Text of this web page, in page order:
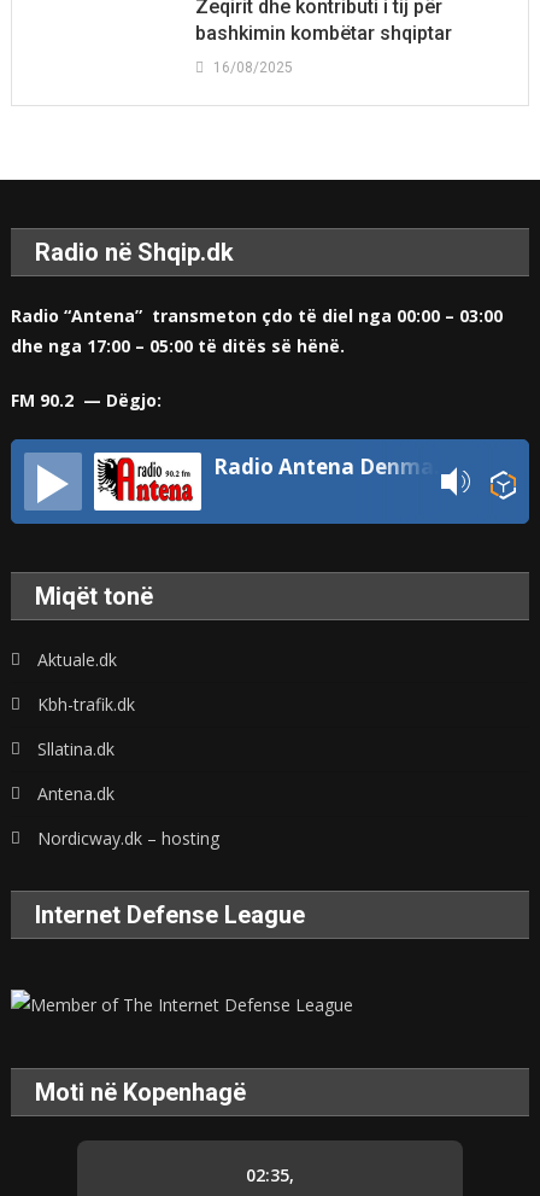
Zeqirit dhe kontributi i tij për
bashkimin kombëtar shqiptar
16/08/2025
Radio në Shqip.dk
Radio “Antena” transmeton çdo të diel nga 00:00 – 03:00
dhe nga 17:00 – 05:00 të ditës së hënë.
FM 90.2 — Dëgjo:
Radio Antena Denmark
Miqët tonë
Aktuale.dk
Kbh-trafik.dk
Sllatina.dk
Antena.dk
Nordicway.dk – hosting
Internet Defense League
Moti në Kopenhagë
02:35,